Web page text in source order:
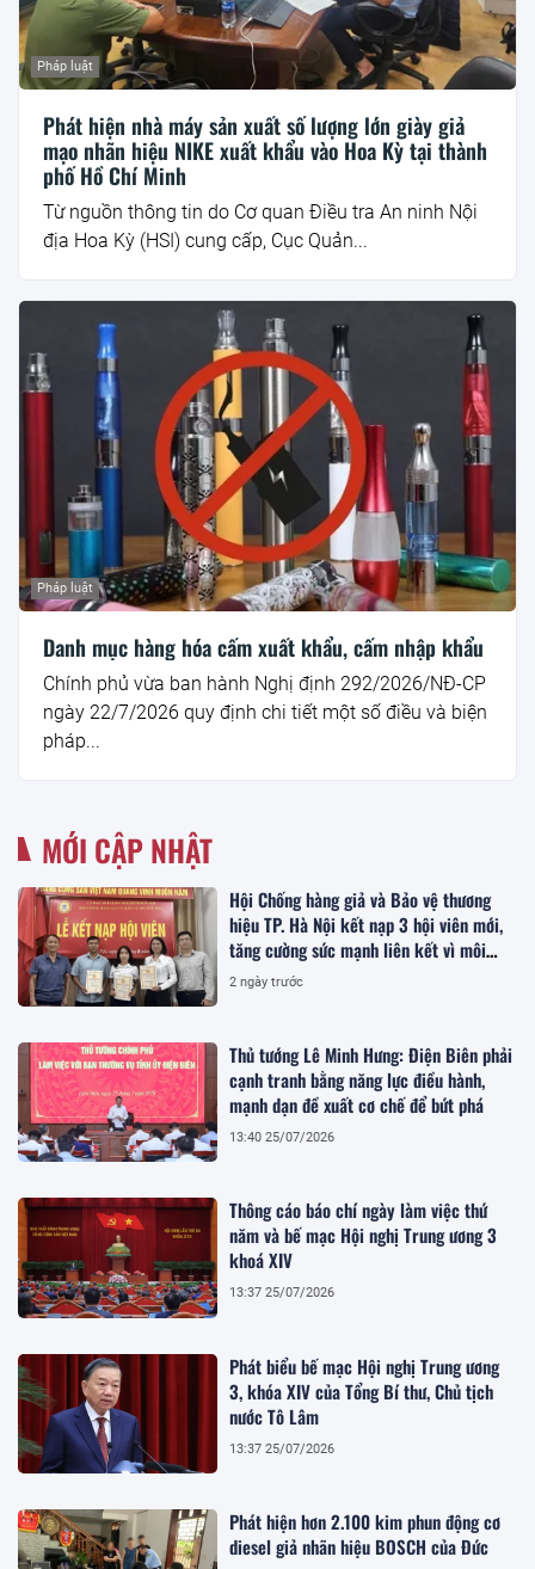
Pháp luật
Phát hiện nhà máy sản xuất số lượng lớn giày giả
mạo nhãn hiệu NIKE xuất khẩu vào Hoa Kỳ tại thành
phố Hồ Chí Minh
Từ nguồn thông tin do Cơ quan Điều tra An ninh Nội
địa Hoa Kỳ (HSI) cung cấp, Cục Quản...
Pháp luật
Danh mục hàng hóa cấm xuất khẩu, cấm nhập khẩu
Chính phủ vừa ban hành Nghị định 292/2026/NĐ-CP
ngày 22/7/2026 quy định chi tiết một số điều và biện
pháp...
MỚI CẬP NHẬT
Hội Chống hàng giả và Bảo vệ thương
hiệu TP. Hà Nội kết nạp 3 hội viên mới,
tăng cường sức mạnh liên kết vì môi
trường kinh doanh lành mạnh
2 ngày trước
Thủ tướng Lê Minh Hưng: Điện Biên phải
cạnh tranh bằng năng lực điều hành,
mạnh dạn đề xuất cơ chế để bứt phá
13:40 25/07/2026
Thông cáo báo chí ngày làm việc thứ
năm và bế mạc Hội nghị Trung ương 3
khoá XIV
13:37 25/07/2026
Phát biểu bế mạc Hội nghị Trung ương
3, khóa XIV của Tổng Bí thư, Chủ tịch
nước Tô Lâm
13:37 25/07/2026
Phát hiện hơn 2.100 kim phun động cơ
diesel giả nhãn hiệu BOSCH của Đức